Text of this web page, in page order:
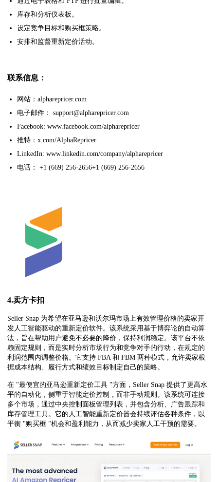
库存和分析仪表板。
设定竞争目标和购买框策略。
安排和监督重新定价活动。
联系信息：
网站：alpharepricer.com
电子邮件： support@alpharepricer.com
Facebook: www.facebook.com/alpharepricer
推特：x.com/AlphaRepricer
LinkedIn: www.linkedin.com/company/alpharepricer
电话： +1 (669) 256-2656+1 (669) 256-2656
4.卖方卡扣
Seller Snap 为希望在亚马逊和沃尔玛市场上有效管理价格的卖家开
发人工智能驱动的重新定价软件。该系统采用基于博弈论的自动算
法，旨在帮助用户避免不必要的降价，保持利润稳定。该平台不依
赖固定规则，而是实时分析市场行为和竞争对手的行动，在规定的
利润范围内调整价格。它支持 FBA 和 FBM 两种模式，允许卖家根
据成本结构、履行方式和绩效目标制定自己的策略。
在 "最便宜的亚马逊重新定价工具 "方面，Seller Snap 提供了更高水
平的自动化，侧重于智能定价控制，而非手动规则。该系统可连接
多个市场，通过中央控制面板管理列表，并包含分析、广告跟踪和
库存管理工具。它的人工智能重新定价器会持续评估各种条件，以
平衡 "购买框 "机会和盈利能力，从而减少卖家人工干预的需要。